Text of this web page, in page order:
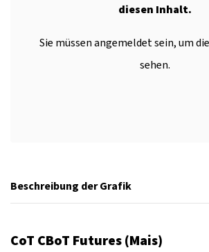
diesen Inhalt.
Sie müssen angemeldet sein, um
sehen.
Beschreibung der Grafik
CoT CBoT Futures (Mais)